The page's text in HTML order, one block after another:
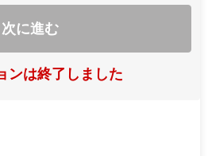
次に進む
ンは終了しました